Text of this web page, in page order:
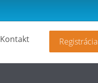
Registrácia
Kontakt